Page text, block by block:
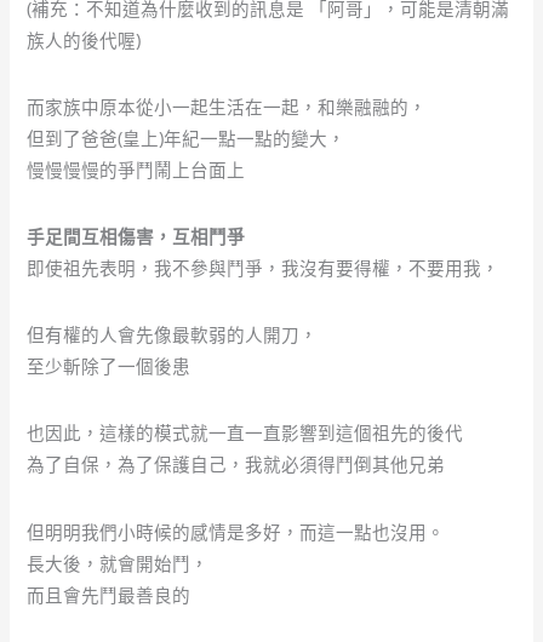
(補充：不知道為什麼收到的訊息是 「阿哥」，可能是清朝滿
族人的後代喔)
而家族中原本從小一起生活在一起，和樂融融的，
但到了爸爸(皇上)年紀一點一點的變大，
慢慢慢慢的爭鬥鬧上台面上
手足間互相傷害，互相鬥爭
即使祖先表明，我不參與鬥爭，我沒有要得權，不要用我，
但有權的人會先像最軟弱的人開刀，
至少斬除了一個後患
也因此，這樣的模式就一直一直影響到這個祖先的後代
為了自保，為了保護自己，我就必須得鬥倒其他兄弟
但明明我們小時候的感情是多好，而這一點也沒用。
長大後，就會開始鬥，
而且會先鬥最善良的